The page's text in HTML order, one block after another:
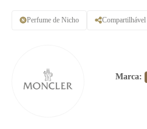
Marca:
Perfume de Nicho Compartilhável